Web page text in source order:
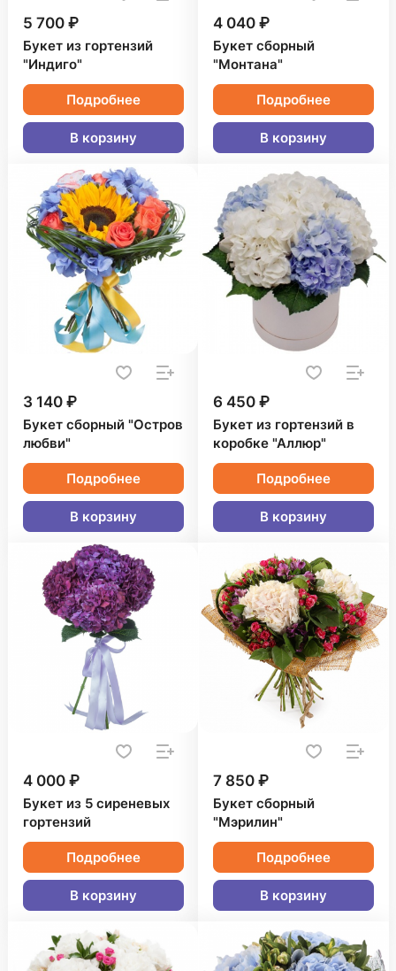
5 700 ₽
Букет из гортензий
"Индиго"
Подробнее
В корзину
4 040 ₽
Букет сборный
"Монтана"
Подробнее
В корзину
3 140 ₽
Букет сборный "Остров
любви"
Подробнее
В корзину
6 450 ₽
Букет из гортензий в
коробке "Аллюр"
Подробнее
В корзину
4 000 ₽
Букет из 5 сиреневых
гортензий
Подробнее
В корзину
7 850 ₽
Букет сборный
"Мэрилин"
Подробнее
В корзину